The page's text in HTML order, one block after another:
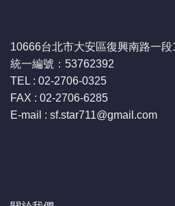
10666台北市大安區復興南路一
統一編號：53762392
TEL : 02-2706-0325
FAX : 02-2706-6285
E-mail : sf.star711@gmail.com